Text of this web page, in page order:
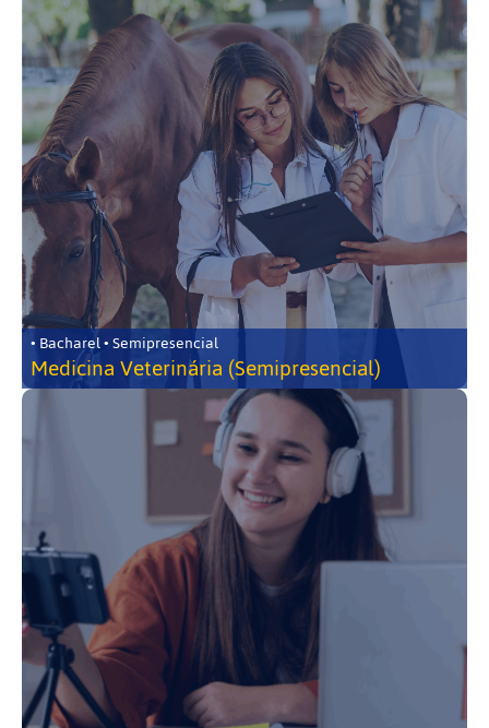
• Bacharel • Semipresencial
Medicina Veterinária (Semipresencial)